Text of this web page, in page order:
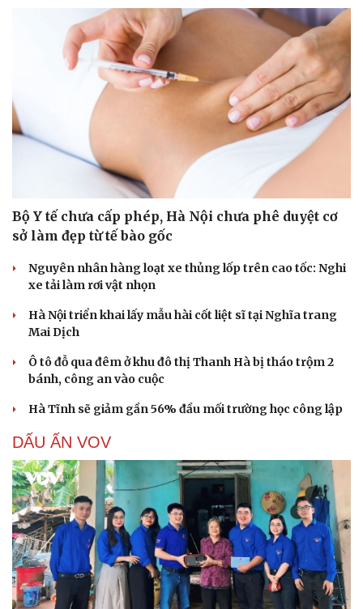
Bộ Y tế chưa cấp phép, Hà Nội chưa phê duyệt cơ
sở làm đẹp từ tế bào gốc
Nguyên nhân hàng loạt xe thủng lốp trên cao tốc: Nghi
xe tải làm rơi vật nhọn
Hà Nội triển khai lấy mẫu hài cốt liệt sĩ tại Nghĩa trang
Mai Dịch
Ô tô đỗ qua đêm ở khu đô thị Thanh Hà bị tháo trộm 2
bánh, công an vào cuộc
Hà Tĩnh sẽ giảm gần 56% đầu mối trường học công lập
DẤU ẤN VOV